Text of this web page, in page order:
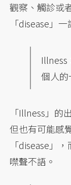
觀察、觸診或
「disease」
Illness
個人的
「Illness」的
但也有可能感
「disease」
噤聲不語。